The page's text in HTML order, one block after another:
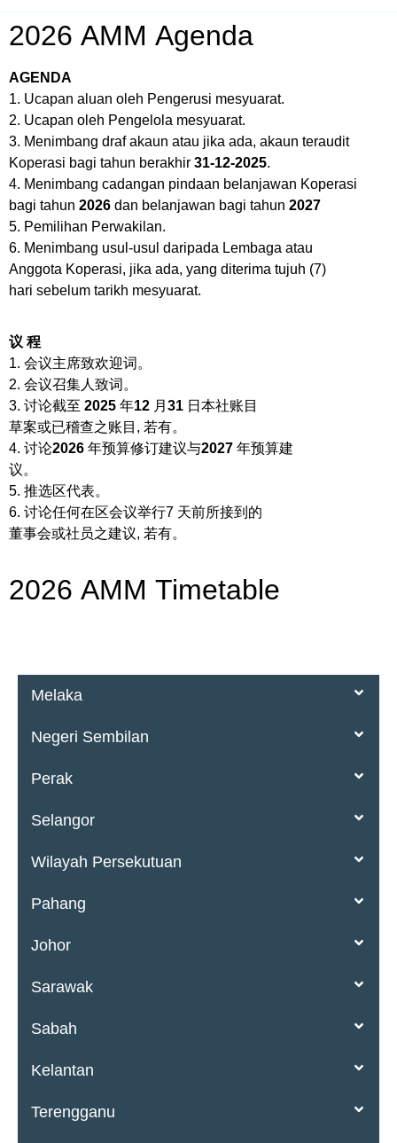
2026 AMM Agenda
AGENDA
1. Ucapan aluan oleh Pengerusi mesyuarat.
2. Ucapan oleh Pengelola mesyuarat.
3. Menimbang draf akaun atau jika ada, akaun teraudit
Koperasi bagi tahun berakhir 31-12-2025.
4. Menimbang cadangan pindaan belanjawan Koperasi
bagi tahun 2026 dan belanjawan bagi tahun 2027
5. Pemilihan Perwakilan.
6. Menimbang usul-usul daripada Lembaga atau
Anggota Koperasi, jika ada, yang diterima tujuh (7)
hari sebelum tarikh mesyuarat.
议 程
1. 会议主席致欢迎词。
2. 会议召集人致词。
3. 讨论截至 2025 年12 月 31 日本社账目
草案或已稽查之账目, 若有。
4. 讨论2026 年预算修订建议与2027 年预算建
议。
5. 推选区代表。
6. 讨论任何在区会议举行7 天前所接到的
董事会或社员之建议, 若有。
2026 AMM Timetable
Melaka
Negeri Sembilan
Perak
Selangor
Wilayah Persekutuan
Pahang
Johor
Sarawak
Sabah
Kelantan
Terengganu